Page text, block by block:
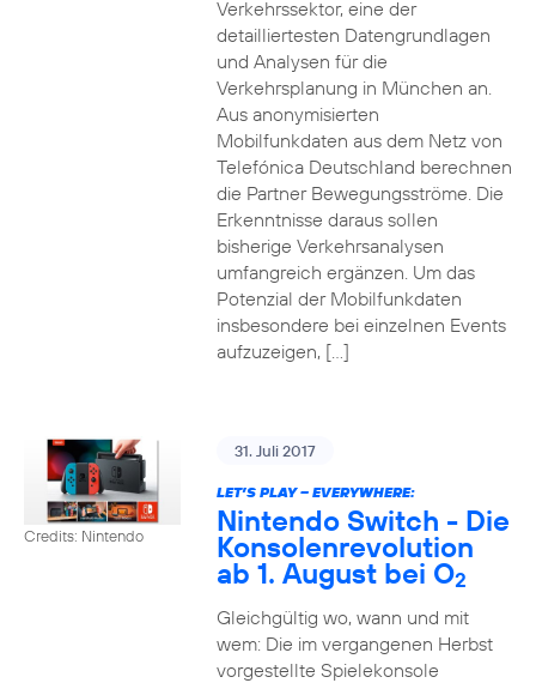
Verkehrssektor, eine der
detailliertesten Datengrundlagen
und Analysen für die
Verkehrsplanung in München an.
Aus anonymisierten
Mobilfunkdaten aus dem Netz von
Telefónica Deutschland berechnen
die Partner Bewegungsströme. Die
Erkenntnisse daraus sollen
bisherige Verkehrsanalysen
umfangreich ergänzen. Um das
Potenzial der Mobilfunkdaten
insbesondere bei einzelnen Events
aufzuzeigen, […]
Credits: Nintendo
31. Juli 2017
LET’S PLAY – EVERYWHERE:
Nintendo Switch - Die
Konsolenrevolution
ab 1. August bei O2
Gleichgültig wo, wann und mit
wem: Die im vergangenen Herbst
vorgestellte Spielekonsole